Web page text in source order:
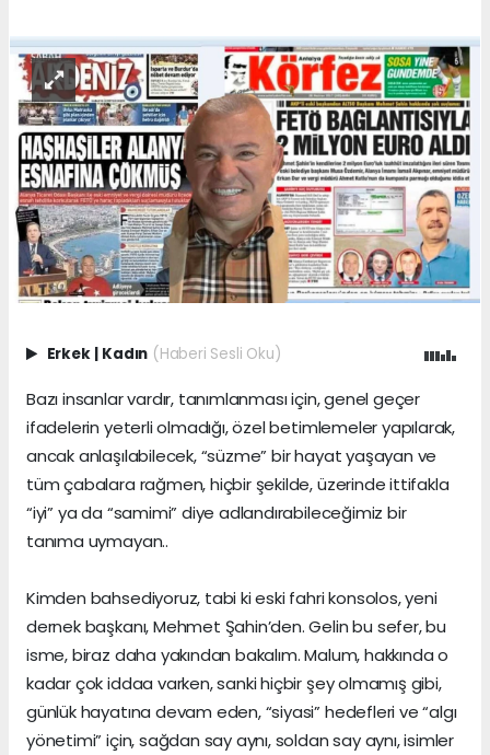
Erkek | Kadın (Haberi Sesli Oku)
Bazı insanlar vardır, tanımlanması için, genel geçer
ifadelerin yeterli olmadığı, özel betimlemeler yapılarak,
ancak anlaşılabilecek, “süzme” bir hayat yaşayan ve
tüm çabalara rağmen, hiçbir şekilde, üzerinde ittifakla
“iyi” ya da “samimi” diye adlandırabileceğimiz bir
tanıma uymayan..
Kimden bahsediyoruz, tabi ki eski fahri konsolos, yeni
dernek başkanı, Mehmet Şahin’den. Gelin bu sefer, bu
isme, biraz daha yakından bakalım. Malum, hakkında o
kadar çok iddaa varken, sanki hiçbir şey olmamış gibi,
günlük hayatına devam eden, “siyasi” hedefleri ve “algı
yönetimi” için, sağdan say aynı, soldan say aynı, isimler